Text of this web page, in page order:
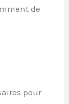
de
pour